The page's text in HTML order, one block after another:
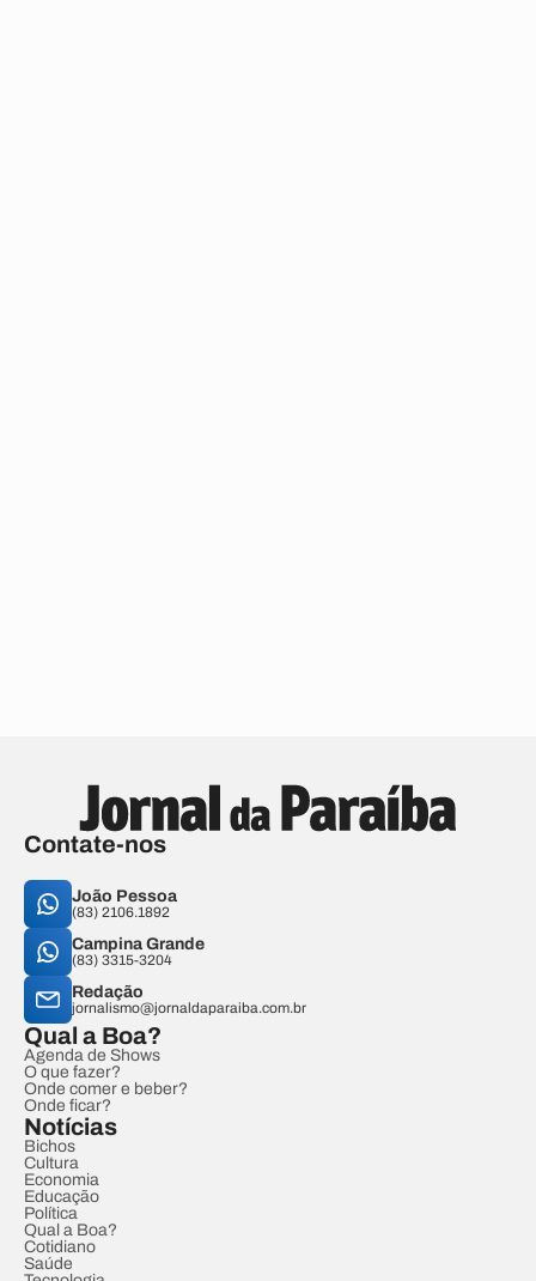
Contate-nos
João Pessoa
(83) 2106.1892
Campina Grande
(83) 3315-3204
Redação
jornalismo@jornaldaparaiba.com.br
Qual a Boa?
Agenda de Shows
O que fazer?
Onde comer e beber?
Onde ficar?
Notícias
Bichos
Cultura
Economia
Educação
Política
Qual a Boa?
Cotidiano
Saúde